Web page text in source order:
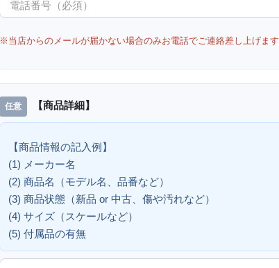
※当店からのメールが届かない場合のみお電話でご連絡差し上げます
【商品詳細】
【商品情報の記入例】
(1) メーカー名
(2) 商品名（モデル名、品番など）
(3) 商品状態（新品 or 中古、傷や汚れなど）
(4) サイズ（スケールなど）
(5) 付属品の有無